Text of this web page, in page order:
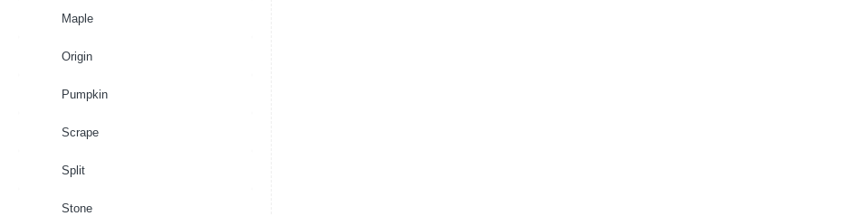
Maple
Origin
Pumpkin
Scrape
Split
Stone